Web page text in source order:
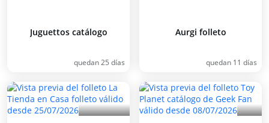
Juguettos catálogo
quedan 25 días
Aurgi folleto
quedan 11 días